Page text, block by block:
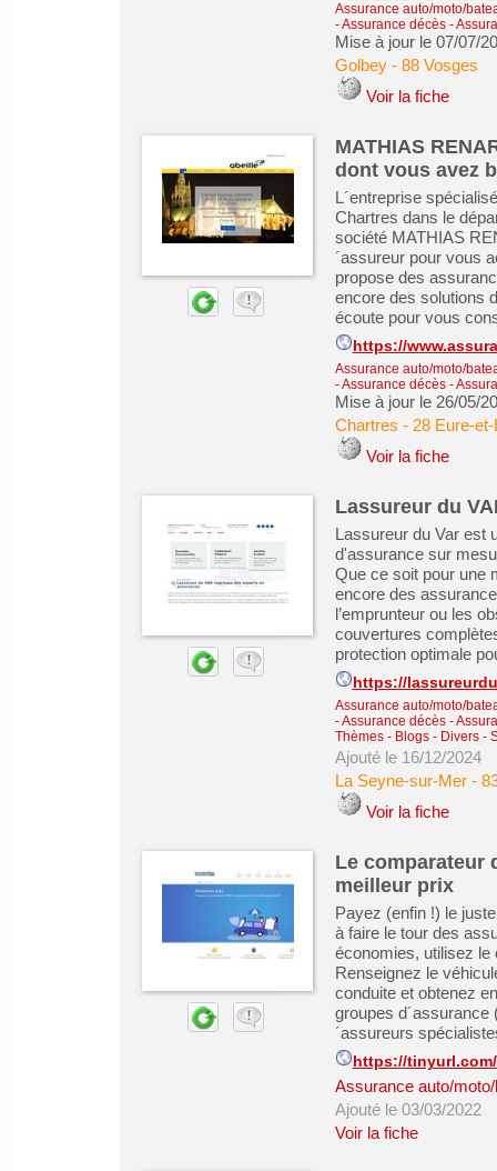
Assurance auto/moto/
- Assurance décès-
Mise à jour le 07/07/
Golbey- 88 Vosges
Voir la fiche
MATHIAS
dont vous avez
L´entreprise
Chartres dans le
société MATHIAS
´assureur pour vous
propose des
encore des solutions
écoute pour vous
https://
Assurance auto/moto/
- Assurance décès-
Mise à jour le 26/05/
Chartres - 28 Eure-et-
Voir la fiche
Lassureur du
Lassureur du Var est
d'assurance sur
Que ce soit pour une
encore des
l’emprunteur ou les
couvertures
protection optimale
https://
Assurance auto/moto/
- Assurance décès-
Thèmes - Blogs - Divers -
Ajouté le 16/12/2024
La Seyne-sur-Mer-
Voir la fiche
Le comparateur
meilleur prix
Payez (enfin !) le
à faire le tour des
économies, utilisez
Renseignez le
conduite et obtenez
groupes
´assureurs
https://
Assurance auto/
Ajouté le 03/03/2022
Voir la fiche